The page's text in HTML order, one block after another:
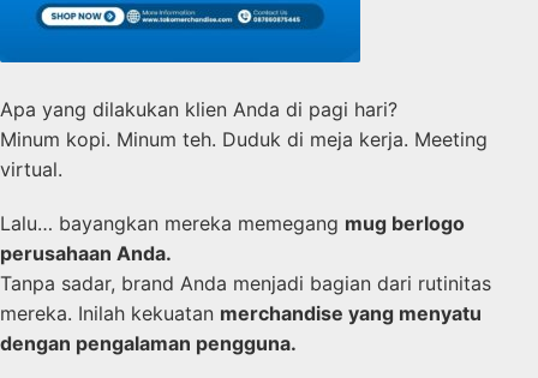
Apa yang dilakukan klien Anda di pagi hari?
Minum kopi. Minum teh. Duduk di meja kerja. Meeting
virtual.
Lalu… bayangkan mereka memegang mug berlogo
perusahaan Anda.
Tanpa sadar, brand Anda menjadi bagian dari rutinitas
mereka. Inilah kekuatan merchandise yang menyatu
dengan pengalaman pengguna.